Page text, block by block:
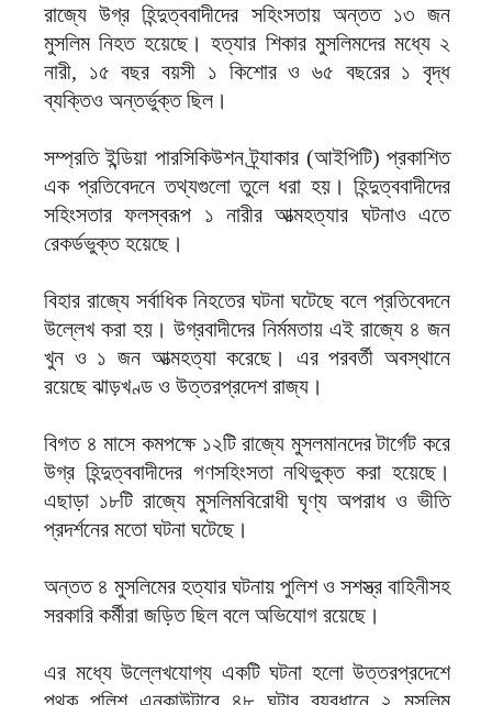
রাজ্যে উগ্র হিন্দুত্ববাদীদের সহিংসতায় অন্তত ১৩ জন
মুসলিম নিহত হয়েছে। হত্যার শিকার মুসলিমদের মধ্যে ২
নারী, ১৫ বছর বয়সী ১ কিশোর ও ৬৫ বছরের ১ বৃদ্ধ
ব্যক্তিও অন্তর্ভুক্ত ছিল।
সম্প্রতি ইন্ডিয়া পারসিকিউশন ট্র্যাকার (আইপিটি) প্রকাশিত
এক প্রতিবেদনে তথ্যগুলো তুলে ধরা হয়। হিন্দুত্ববাদীদের
সহিংসতার ফলস্বরূপ ১ নারীর আত্মহত্যার ঘটনাও এতে
রেকর্ডভুক্ত হয়েছে।
বিহার রাজ্যে সর্বাধিক নিহতের ঘটনা ঘটেছে বলে প্রতিবেদনে
উল্লেখ করা হয়। উগ্রবাদীদের নির্মমতায় এই রাজ্যে ৪ জন
খুন ও ১ জন আত্মহত্যা করেছে। এর পরবর্তী অবস্থানে
রয়েছে ঝাড়খণ্ড ও উত্তরপ্রদেশ রাজ্য।
বিগত ৪ মাসে কমপক্ষে ১২টি রাজ্যে মুসলমানদের টার্গেট করে
উগ্র হিন্দুত্ববাদীদের গণসহিংসতা নথিভুক্ত করা হয়েছে।
এছাড়া ১৮টি রাজ্যে মুসলিমবিরোধী ঘৃণ্য অপরাধ ও ভীতি
প্রদর্শনের মতো ঘটনা ঘটেছে।
অন্তত ৪ মুসলিমের হত্যার ঘটনায় পুলিশ ও সশস্ত্র বাহিনীসহ
সরকারি কর্মীরা জড়িত ছিল বলে অভিযোগ রয়েছে।
এর মধ্যে উল্লেখযোগ্য একটি ঘটনা হলো উত্তরপ্রদেশে